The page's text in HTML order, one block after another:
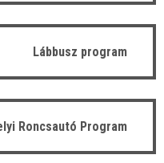
Lábbusz program
Roncsautó Program